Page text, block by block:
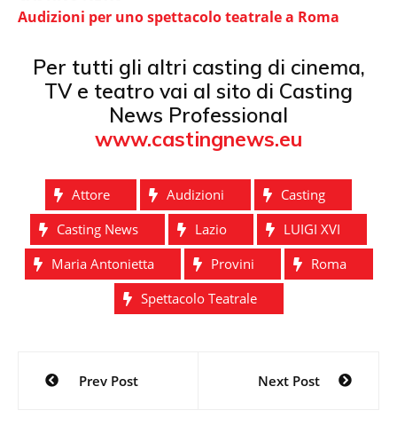
Audizioni per uno spettacolo teatrale a Roma
Per tutti gli altri casting di cinema,
TV e teatro vai al sito di Casting
News Professional
www.castingnews.eu
Attore Audizioni
Casting
Casting News
Lazio
LUIGI XVI
Maria Antonietta
Provini
Roma
Spettacolo Teatrale
Navigazione
articoliPrev Post Next Post